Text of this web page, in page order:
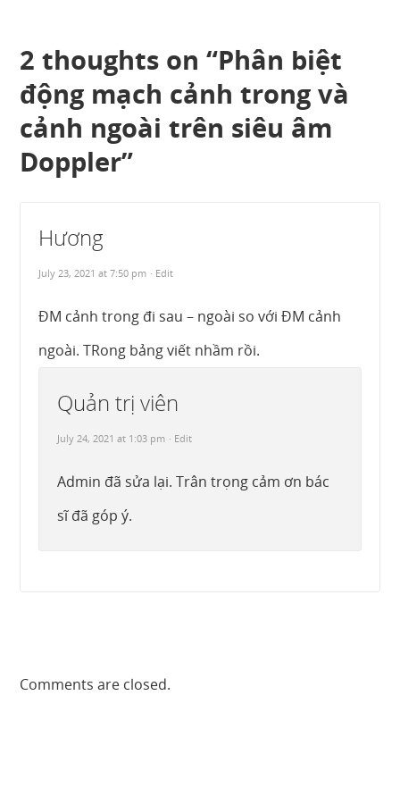
2 thoughts on “Phân biệt
động mạch cảnh trong và
cảnh ngoài trên siêu âm
Doppler”
Hương
July 23, 2021 at 7:50 pm · Edit
ĐM cảnh trong đi sau – ngoài so với ĐM cảnh
ngoài. TRong bảng viết nhầm rồi.
Quản trị viên
July 24, 2021 at 1:03 pm · Edit
Admin đã sửa lại. Trân trọng cảm ơn bác
sĩ đã góp ý.
Comments are closed.